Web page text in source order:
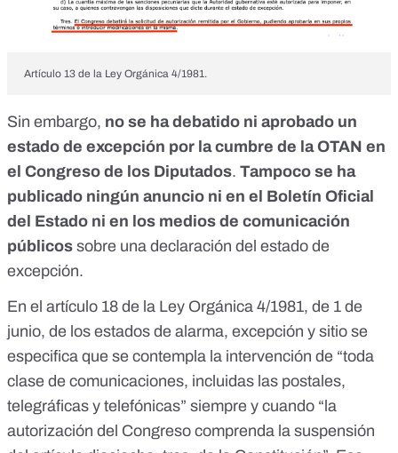
Artículo 13 de la Ley Orgánica 4/1981.
Sin embargo, no se ha debatido ni aprobado un
estado de excepción por la cumbre de la OTAN en
el Congreso de los Diputados. Tampoco se ha
publicado ningún anuncio ni en el Boletín Oficial
del Estado ni en los medios de comunicación
públicos sobre una declaración del estado de
excepción.
En el artículo 18 de la Ley Orgánica 4/1981, de 1 de
junio, de los estados de alarma, excepción y sitio se
especifica que se contempla la intervención de “toda
clase de comunicaciones, incluidas las postales,
telegráficas y telefónicas” siempre y cuando “la
autorización del Congreso comprenda la suspensión